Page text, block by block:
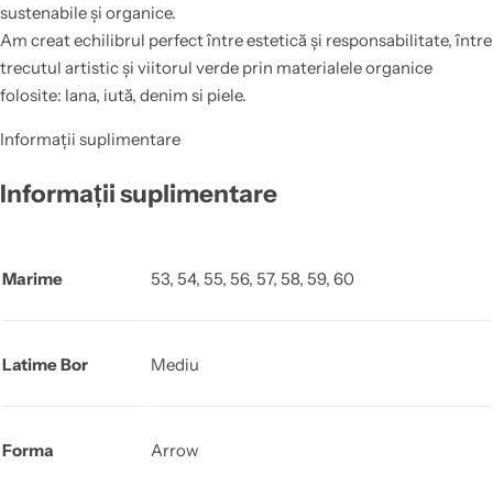
sustenabile și organice.
Am creat echilibrul perfect între estetică și responsabilitate, între
trecutul artistic și viitorul verde prin materialele organice
folosite: lana, iută, denim si piele.
Informații suplimentare
Informații suplimentare
Marime 53, 54, 55, 56, 57, 58, 59, 60
Latime Bor Mediu
Forma Arrow